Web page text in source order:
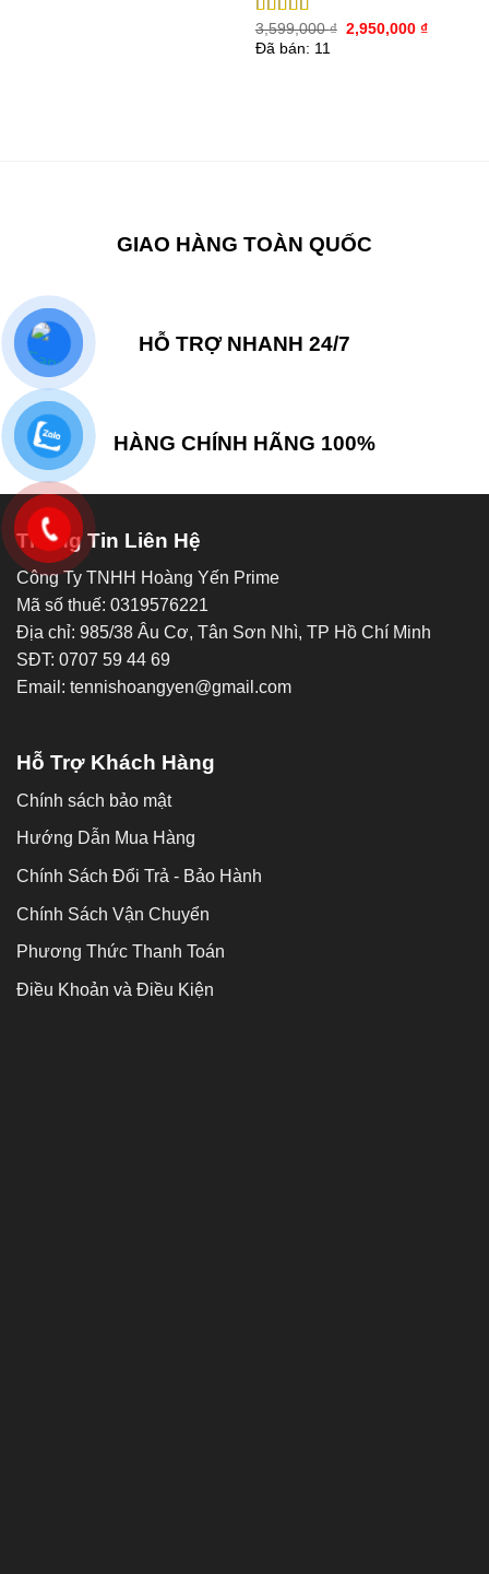
2,300,000 ₫.Được xếp
hạng5.005
3,599,000₫ Giá
2,950,000 ₫Giá
Đã bán: 11
GIAO HÀNG TOÀN QUỐC
HỖ TRỢ NHANH 24/7
HÀNG CHÍNH HÃNG 100%
Thông Tin Liên Hệ
Công Ty TNHH Hoàng Yến Prime
Mã số thuế: 0319576221
Địa chỉ: 985/38 Âu Cơ, Tân Sơn Nhì, TP Hồ Chí Minh
SĐT: 0707 59 44 69
Email: tennishoangyen@gmail.com
Hỗ Trợ Khách Hàng
Chính sách bảo mật
Hướng Dẫn Mua Hàng
Chính Sách Đổi Trả - Bảo Hành
Chính Sách Vận Chuyển
Phương Thức Thanh Toán
Điều Khoản và Điều Kiện